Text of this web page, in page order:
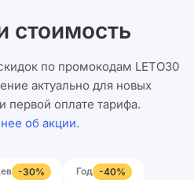
стоимость
по промокодам LETO30
актуально для новых
первой оплате тарифа.
об акции.
-30% Год -40%